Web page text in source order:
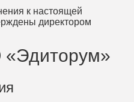
к настоящей
директором